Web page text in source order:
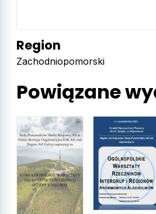
Region
Zachodniopomorski
Powiązane